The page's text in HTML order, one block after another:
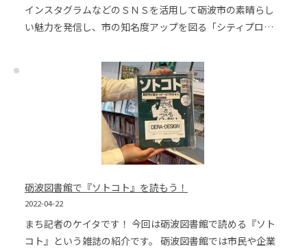
インスタグラムなどのＳＮＳを活用して砺波市の素晴らし
い魅力を発信し、市の知名度アップを図る「シティプロ…
砺波図書館で『ソトコト』を読もう！
2022-04-22
まち記者のケイタです！ 今回は砺波図書館で読める『ソト
コト』という雑誌の紹介です。 砺波図書館では市民や企業